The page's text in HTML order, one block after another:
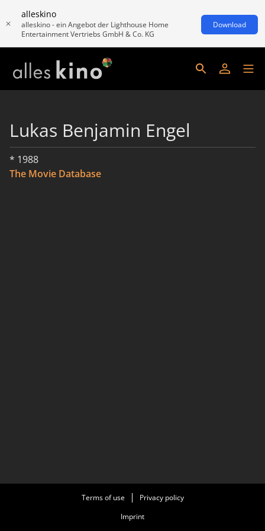
alleskino
alleskino - ein Angebot der Lighthouse Home
Entertainment Vertriebs GmbH & Co. KG
Download
Lukas Benjamin Engel
* 1988
The Movie Database
Terms of use
Privacy policy
Imprint